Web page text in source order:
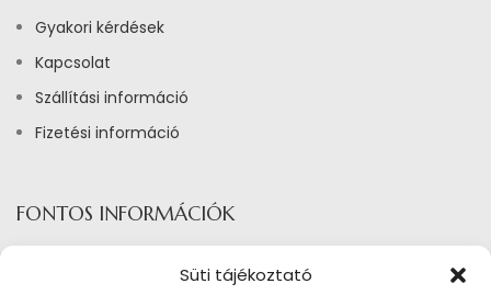
Süti tájékoztató
Gyakori kérdések
Kapcsolat
Szállítási információ
Fizetési információ
FONTOS INFORMÁCIÓK